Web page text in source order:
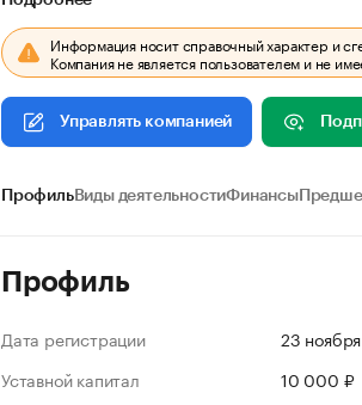
Информация носит справочный характер и
Компания не является пользователем и не
Управлять компанией
ПрофильВиды деятельностиФинансы
Профиль
Дата регистрации
23
Уставной капитал
10 000 ₽